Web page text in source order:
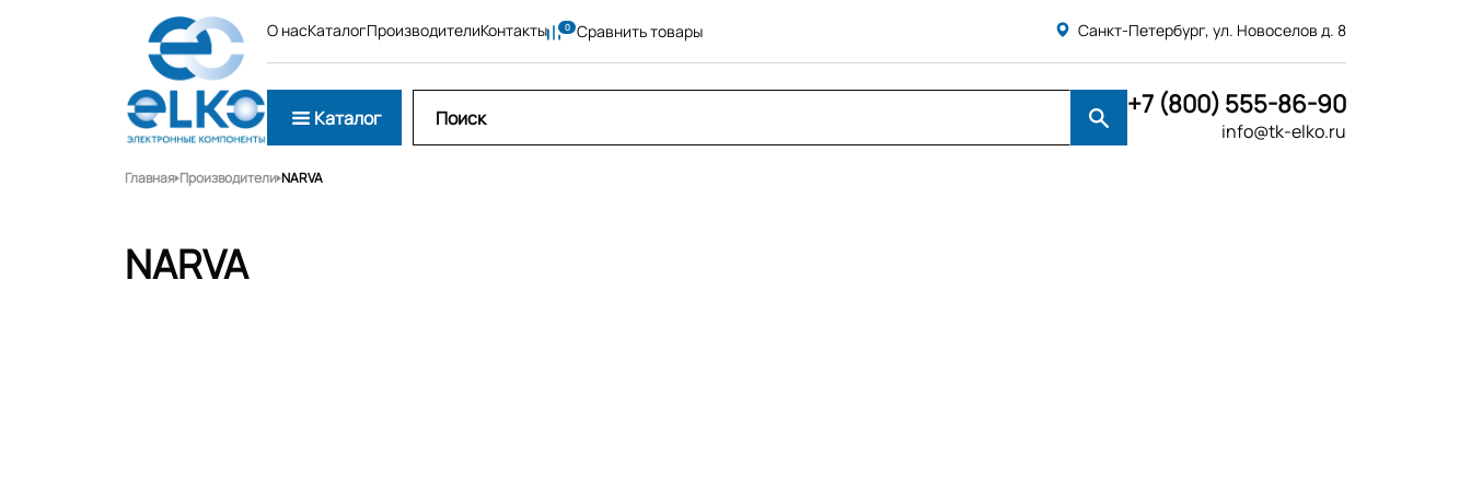
О насКаталогПроизводителиКонтакты Сравнить товары Санкт-Петербург, ул. Новоселов д. 8
Каталог +7 (800) 555-86-90
info@tk-elko.ru
Главная Производители NARVA
NARVA